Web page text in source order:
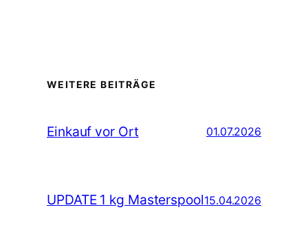
WEITERE BEITRÄGE
Einkauf vor Ort 01.07.2026
UPDATE 1 kg Masterspool15.04.2026